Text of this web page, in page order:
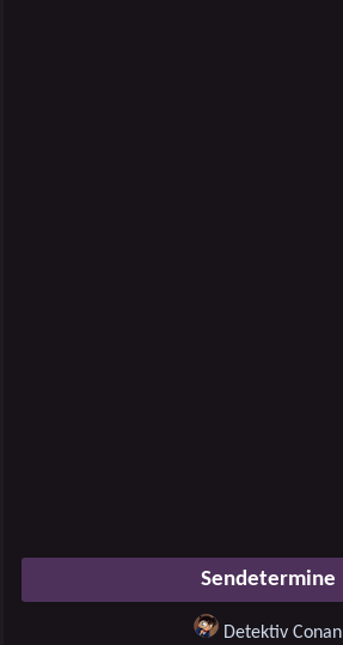
Sendetermine
Detektiv Conan